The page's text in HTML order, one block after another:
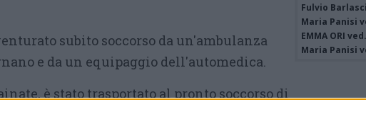
subito soccorso da un'ambulanza
e da un equipaggio dell'automedica.
è stato trasportato al pronto soccorso di
Fulvio
Maria Panisi
EMMA ORI
Maria Panisi